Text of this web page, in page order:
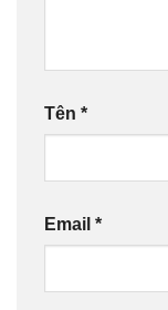
Tên *
Email *